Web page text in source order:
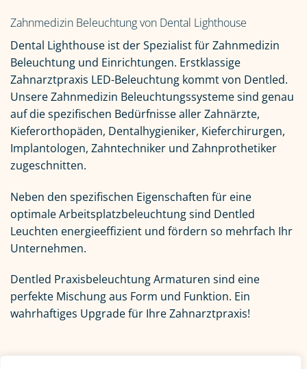
Zahnmedizin Beleuchtung von Dental Lighthouse
Dental Lighthouse ist der Spezialist für Zahnmedizin
Beleuchtung und Einrichtungen. Erstklassige
Zahnarztpraxis LED-Beleuchtung kommt von Dentled.
Unsere Zahnmedizin Beleuchtungssysteme sind genau
auf die spezifischen Bedürfnisse aller Zahnärzte,
Kieferorthopäden, Dentalhygieniker, Kieferchirurgen,
Implantologen, Zahntechniker und Zahnprothetiker
zugeschnitten.
Neben den spezifischen Eigenschaften für eine
optimale Arbeitsplatzbeleuchtung sind Dentled
Leuchten energieeffizient und fördern so mehrfach Ihr
Unternehmen.
Dentled Praxisbeleuchtung Armaturen sind eine
perfekte Mischung aus Form und Funktion. Ein
wahrhaftiges Upgrade für Ihre Zahnarztpraxis!